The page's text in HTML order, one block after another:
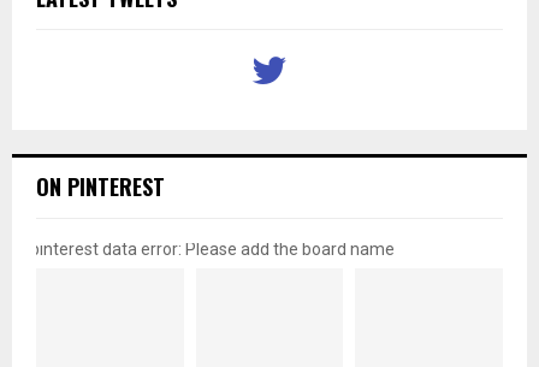
ON PINTEREST
pinterest data error: Please add the board name